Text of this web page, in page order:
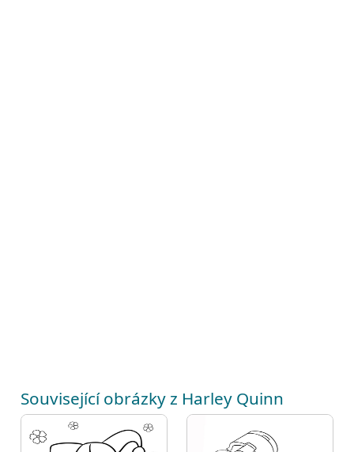
Související obrázky z Harley Quinn